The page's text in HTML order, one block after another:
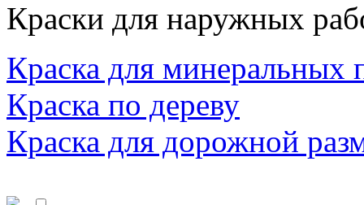
Краски для наружных
Краска для минеральных
Краска по дереву
Краска для дорожной